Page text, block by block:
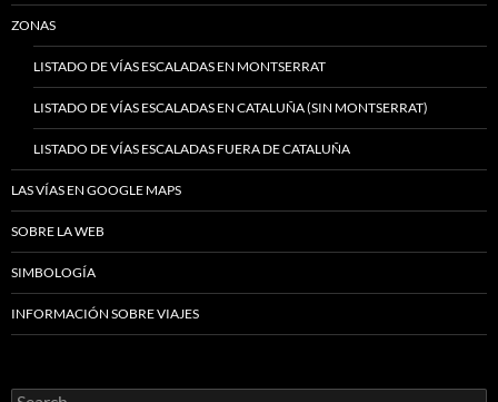
ZONAS
LISTADO DE VÍAS ESCALADAS EN MONTSERRAT
LISTADO DE VÍAS ESCALADAS EN CATALUÑA (SIN MONTSERRAT)
LISTADO DE VÍAS ESCALADAS FUERA DE CATALUÑA
LAS VÍAS EN GOOGLE MAPS
SOBRE LA WEB
SIMBOLOGÍA
INFORMACIÓN SOBRE VIAJES
Search